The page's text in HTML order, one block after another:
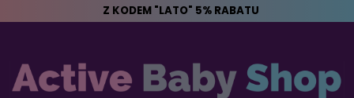
Z KODEM "LATO" 5% RABATU